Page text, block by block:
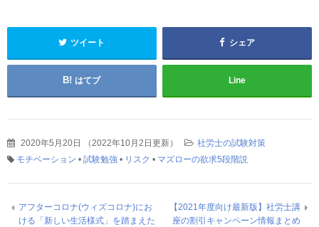
ツイート シェア
はてブ Line
2020年5月20日 （2022年10月2日更新）
社労士の試験対策
モチベーション • 試験勉強 • リスク • マズローの欲求5段階説
アフターコロナ(ウィズコロナ)にお
ける「新しい生活様式」を踏まえた
【2021年度向け最新版】社労士講
座の割引キャンペーン情報まとめ